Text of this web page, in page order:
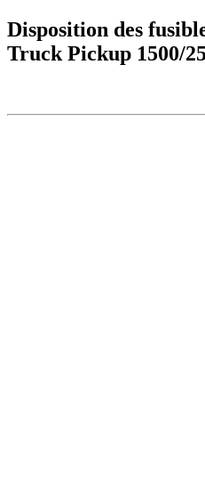
Disposition des
Truck Pickup 1500/